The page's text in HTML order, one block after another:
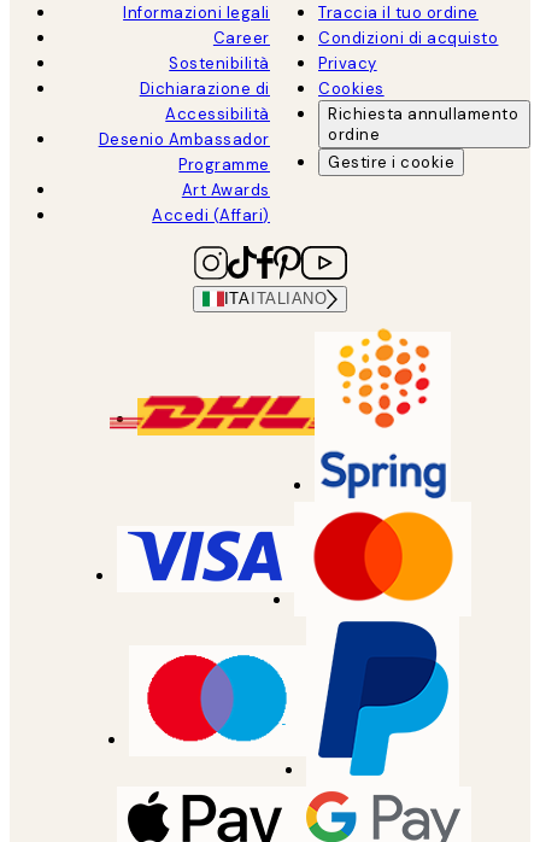
Informazioni legali
Career
Sostenibilità
Dichiarazione di
Accessibilità
Desenio Ambassador
Programme
Art Awards
Accedi (Affari)
Traccia il tuo ordine
Condizioni di acquisto
Privacy
Cookies
Richiesta annullamento
ordine
Gestire i cookie
ITA ITALIANO